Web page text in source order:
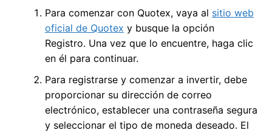
Para comenzar con Quotex, vaya al sitio web
oficial de Quotex y busque la opción
Registro. Una vez que lo encuentre, haga clic
en él para continuar.
Para registrarse y comenzar a invertir, debe
proporcionar su dirección de correo
electrónico, establecer una contraseña segura
y seleccionar el tipo de moneda deseado. El